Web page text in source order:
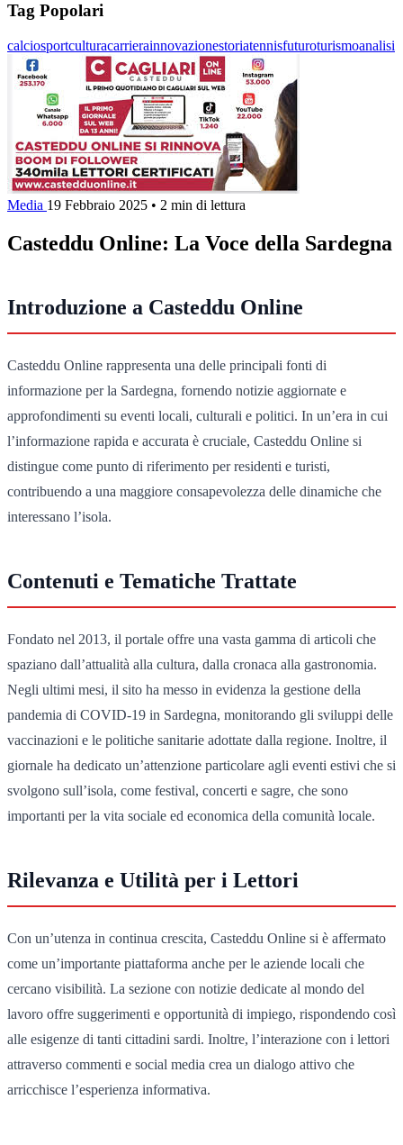
Tag Popolari
calciosportculturacarrierainnovazionestoriatennisfuturoturismoanalisi
Media 19 Febbraio 2025 • 2 min di lettura
Casteddu Online: La Voce della Sardegna
Introduzione a Casteddu Online
Casteddu Online rappresenta una delle principali fonti di
informazione per la Sardegna, fornendo notizie aggiornate e
approfondimenti su eventi locali, culturali e politici. In un’era in cui
l’informazione rapida e accurata è cruciale, Casteddu Online si
distingue come punto di riferimento per residenti e turisti,
contribuendo a una maggiore consapevolezza delle dinamiche che
interessano l’isola.
Contenuti e Tematiche Trattate
Fondato nel 2013, il portale offre una vasta gamma di articoli che
spaziano dall’attualità alla cultura, dalla cronaca alla gastronomia.
Negli ultimi mesi, il sito ha messo in evidenza la gestione della
pandemia di COVID-19 in Sardegna, monitorando gli sviluppi delle
vaccinazioni e le politiche sanitarie adottate dalla regione. Inoltre, il
giornale ha dedicato un’attenzione particolare agli eventi estivi che si
svolgono sull’isola, come festival, concerti e sagre, che sono
importanti per la vita sociale ed economica della comunità locale.
Rilevanza e Utilità per i Lettori
Con un’utenza in continua crescita, Casteddu Online si è affermato
come un’importante piattaforma anche per le aziende locali che
cercano visibilità. La sezione con notizie dedicate al mondo del
lavoro offre suggerimenti e opportunità di impiego, rispondendo così
alle esigenze di tanti cittadini sardi. Inoltre, l’interazione con i lettori
attraverso commenti e social media crea un dialogo attivo che
arricchisce l’esperienza informativa.